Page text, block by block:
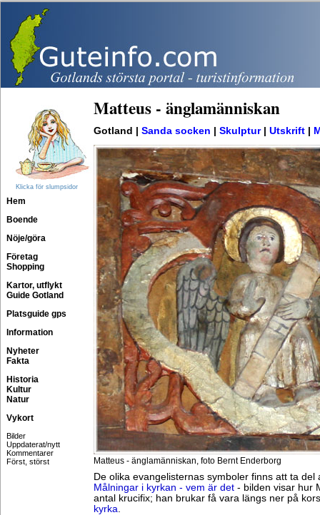
Klicka för slumpsidor
Hem
Boende
Nöje/göra
Företag
Shopping
Kartor, utflykt
Guide Gotland
Platsguide gps
Information
Nyheter
Fakta
Historia
Kultur
Natur
Vykort
Bilder
Uppdaterat/nytt
Kommentarer
Först, störst
Matteus - änglamänniskan
Gotland | Sanda socken Skulptur| Utskrift
Matteus - änglamänniskan, foto Bernt Enderborg
De olika evangelisternas symboler finns att ta del
Målningar i kyrkan - vem är det - bilden visar hur
antal krucifix; han brukar få vara längs ner på
kyrka.